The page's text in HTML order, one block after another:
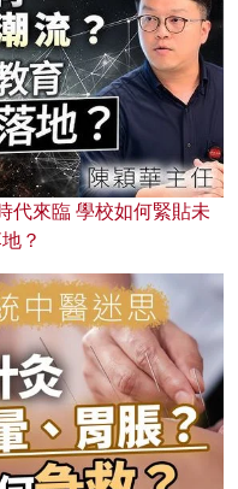
代來臨 學校如何緊貼未
？